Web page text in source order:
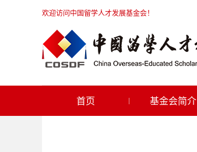
欢迎访问中国留学人才发展基金会！
首页 基金会简介